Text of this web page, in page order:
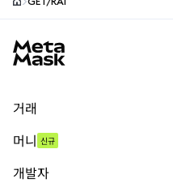
거래
무기한 선물
머니 신규
개발자